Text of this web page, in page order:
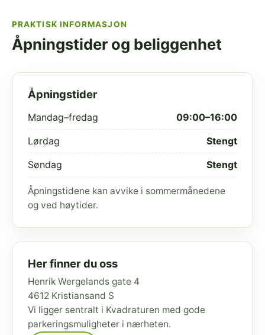
PRAKTISK INFORMASJON
Åpningstider og beliggenhet
Åpningstider
Mandag–fredag 09:00–16:00
Lørdag Stengt
Søndag Stengt
Åpningstidene kan avvike i sommermånedene
og ved høytider.
Her finner du oss
Henrik Wergelands gate 4
4612 Kristiansand S
Vi ligger sentralt i Kvadraturen med gode
parkeringsmuligheter i nærheten.